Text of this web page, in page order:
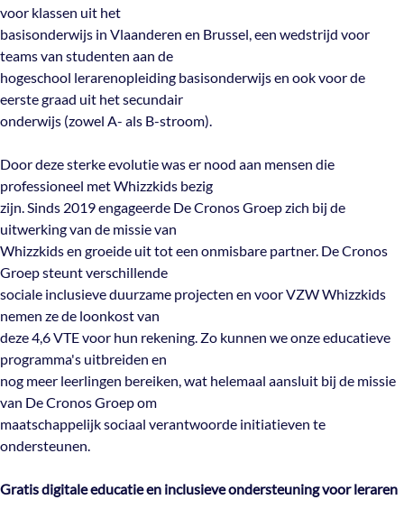
voor klassen uit het
basisonderwijs in Vlaanderen en Brussel, een wedstrijd voor
teams van studenten aan de
hogeschool lerarenopleiding basisonderwijs en ook voor de
eerste graad uit het secundair
onderwijs (zowel A- als B-stroom).
Door deze sterke evolutie was er nood aan mensen die
professioneel met Whizzkids bezig
zijn. Sinds 2019 engageerde De Cronos Groep zich bij de
uitwerking van de missie van
Whizzkids en groeide uit tot een onmisbare partner. De Cronos
Groep steunt verschillende
sociale inclusieve duurzame projecten en voor VZW Whizzkids
nemen ze de loonkost van
deze 4,6 VTE voor hun rekening. Zo kunnen we onze educatieve
programma's uitbreiden en
nog meer leerlingen bereiken, wat helemaal aansluit bij de missie
van De Cronos Groep om
maatschappelijk sociaal verantwoorde initiatieven te
ondersteunen.
Gratis digitale educatie en inclusieve ondersteuning voor leraren